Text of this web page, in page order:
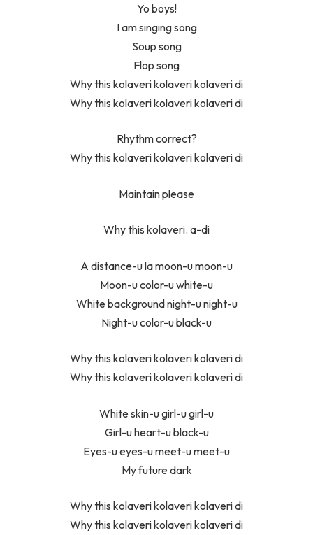
Yo boys!
I am singing song
Soup song
Flop song
Why this kolaveri kolaveri kolaveri di
Why this kolaveri kolaveri kolaveri di
Rhythm correct?
Why this kolaveri kolaveri kolaveri di
Maintain please
Why this kolaveri. a-di
A distance-u la moon-u moon-u
Moon-u color-u white-u
White background night-u night-u
Night-u color-u black-u
Why this kolaveri kolaveri kolaveri di
Why this kolaveri kolaveri kolaveri di
White skin-u girl-u girl-u
Girl-u heart-u black-u
Eyes-u eyes-u meet-u meet-u
My future dark
Why this kolaveri kolaveri kolaveri di
Why this kolaveri kolaveri kolaveri di